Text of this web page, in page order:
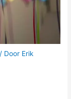
/ Door Erik